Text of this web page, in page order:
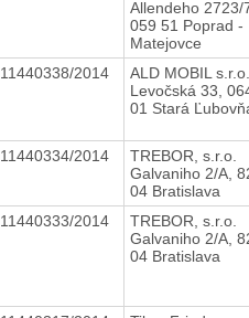
Allendeho 2723/
059 51 Poprad -
Matejovce
11440338/2014
ALD MOBIL s.r.o.
Levočská 33,
01 Stará
11440334/2014
TREBOR, s.r.o.
Galvaniho 2/A,
04 Bratislava
11440333/2014
TREBOR, s.r.o.
Galvaniho 2/A,
04 Bratislava